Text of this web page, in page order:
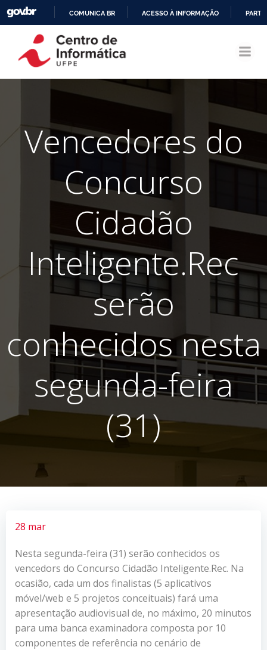
CONTEÚDO
COMUNICA BR ACESSO À INFORMAÇÃO
Vencedores do
Concurso
Cidadão
Inteligente.Rec
serão
conhecidos nesta
segunda-feira
(31)
28 mar
Nesta segunda-feira (31) serão conhecidos os
vencedors do Concurso Cidadão Inteligente.Rec. Na
ocasião, cada um dos finalistas (5 aplicativos
móvel/web e 5 projetos conceituais) fará uma
apresentação audiovisual de, no máximo, 20 minutos
para uma banca examinadora composta por 10
componentes de referência no cenário de